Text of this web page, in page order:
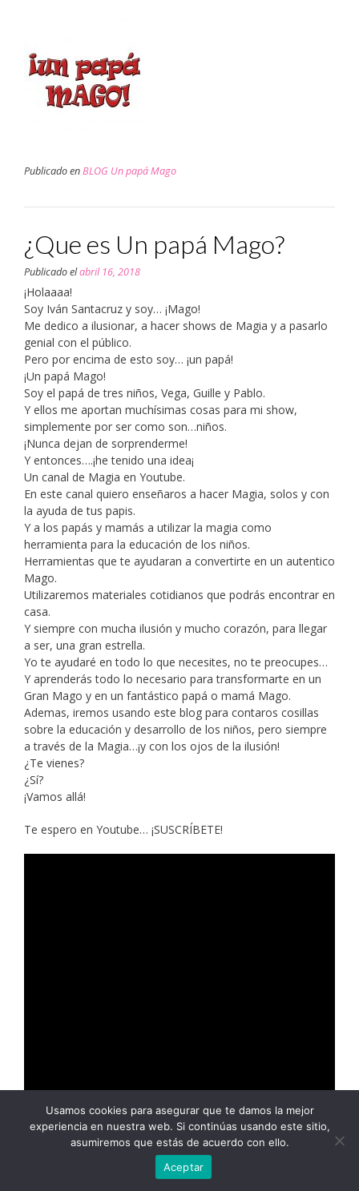
Publicado enBLOG Un papá Mago
¿Que es Un papá Mago?
Publicado elabril 16, 2018
¡Holaaaa!
Soy Iván Santacruz y soy… ¡Mago!
Me dedico a ilusionar, a hacer shows de Magia y a pasarlo
genial con el público.
Pero por encima de esto soy… ¡un papá!
¡Un papá Mago!
Soy el papá de tres niños, Vega, Guille y Pablo.
Y ellos me aportan muchísimas cosas para mi show,
simplemente por ser como son…niños.
¡Nunca dejan de sorprenderme!
Y entonces….¡he tenido una idea¡
Un canal de Magia en Youtube.
En este canal quiero enseñaros a hacer Magia, solos y con
la ayuda de tus papis.
Y a los papás y mamás a utilizar la magia como
herramienta para la educación de los niños.
Herramientas que te ayudaran a convertirte en un autentico
Mago.
Utilizaremos materiales cotidianos que podrás encontrar en
casa.
Y siempre con mucha ilusión y mucho corazón, para llegar
a ser, una gran estrella.
Yo te ayudaré en todo lo que necesites, no te preocupes…
Y aprenderás todo lo necesario para transformarte en un
Gran Mago y en un fantástico papá o mamá Mago.
Ademas, iremos usando este blog para contaros cosillas
sobre la educación y desarrollo de los niños, pero siempre
a través de la Magia…¡y con los ojos de la ilusión!
¿Te vienes?
¿Sí?
¡Vamos allá!
Te espero en Youtube… ¡SUSCRÍBETE!
Usamos cookies para asegurar que te damos la mejor
experiencia en nuestra web. Si continúas usando este sitio,
asumiremos que estás de acuerdo con ello.
Aceptar